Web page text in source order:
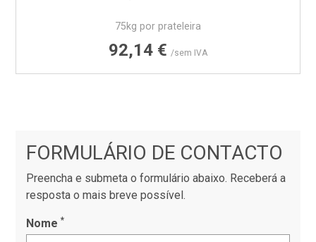
75kg por prateleira
Preço
92,14 € /sem IVA
FORMULÁRIO DE CONTACTO
Preencha e submeta o formulário abaixo. Receberá a
resposta o mais breve possível.
Nome*